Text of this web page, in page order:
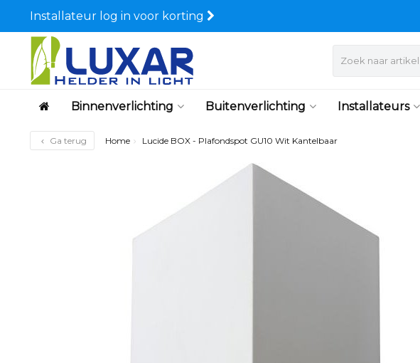
Installateur log in voor korting
Binnenverlichting Buitenverlichting Installateurs
Ga terug Home Lucide BOX - Plafondspot GU10 Wit Kantelbaar